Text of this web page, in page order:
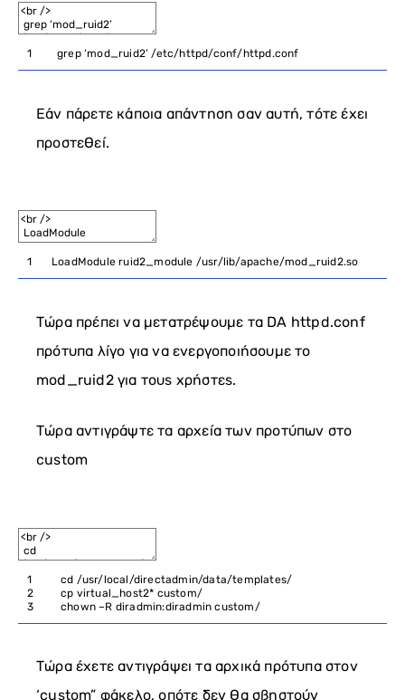
1 grep ‘mod_ruid2’ /etc/httpd/conf/httpd.conf
Εάν πάρετε κάποια απάντηση σαν αυτή, τότε έχει
προστεθεί.
1 LoadModuleruid2_module /usr/lib/apache/mod_ruid2.so
Τώρα πρέπει να μετατρέψουμε τα DA httpd.conf
πρότυπα λίγο για να ενεργοποιήσουμε το
mod_ruid2 για τους χρήστες.
Τώρα αντιγράψτε τα αρχεία των προτύπων στο
custom
1
2
3
cd /usr/local /directadmin/data/templates/
cp virtual_host2* custom/
chown –R diradmin:diradmincustom /
Τώρα έχετε αντιγράψει τα αρχικά πρότυπα στον
‘custom” φάκελο, οπότε δεν θα σβηστούν